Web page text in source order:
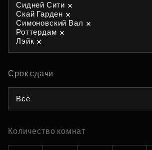
Сидней Сити
Скай Гарден
Симоновский Вал
Роттердам
Лэйк
Срок сдачи
Все
Количество комнат